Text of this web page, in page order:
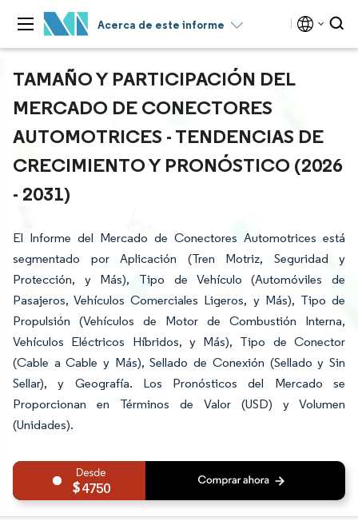
Acerca de este informe
TAMAÑO Y PARTICIPACIÓN DEL
MERCADO DE CONECTORES
AUTOMOTRICES - TENDENCIAS DE
CRECIMIENTO Y PRONÓSTICO (2026
- 2031)
El Informe del Mercado de Conectores Automotrices está
segmentado por Aplicación (Tren Motriz, Seguridad y
Protección, y Más), Tipo de Vehículo (Automóviles de
Pasajeros, Vehículos Comerciales Ligeros, y Más), Tipo de
Propulsión (Vehículos de Motor de Combustión Interna,
Vehículos Eléctricos Híbridos, y Más), Tipo de Conector
(Cable a Cable y Más), Sellado de Conexión (Sellado y Sin
Sellar), y Geografía. Los Pronósticos del Mercado se
Proporcionan en Términos de Valor (USD) y Volumen
(Unidades).
4750